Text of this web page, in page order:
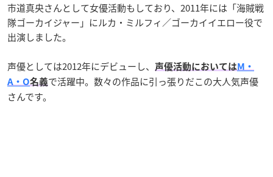
市道真央さんとして女優活動もしており、2011年には「海賊戦
隊ゴーカイジャー」にルカ・ミルフィ／ゴーカイイエロー役で
出演しました。
声優としては2012年にデビューし、 声優活動においてはM・
A・O名義で活躍中。数々の作品に引っ張りだこの大人気声優
さんです。